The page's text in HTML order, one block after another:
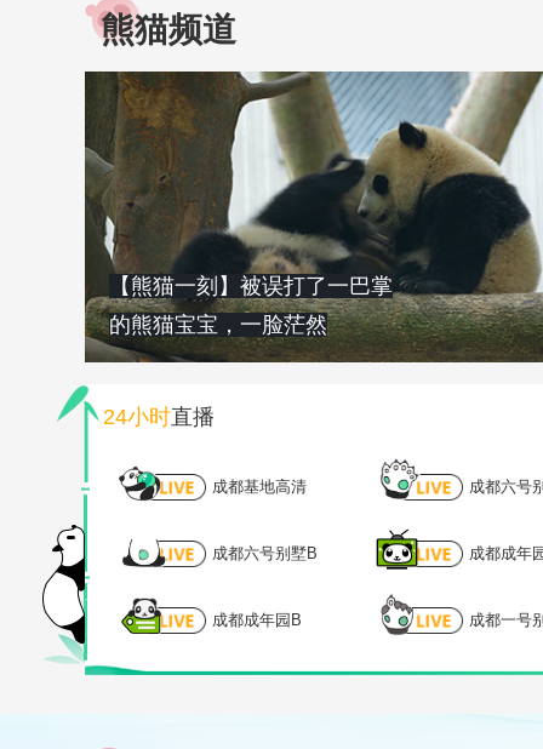
熊猫频道
【熊猫一刻】被误打了一巴掌
的熊猫宝宝，一脸茫然
24小时直播
成都基地高清 成都六号
成都六号别墅B 成都成年
成都成年园B 成都一号